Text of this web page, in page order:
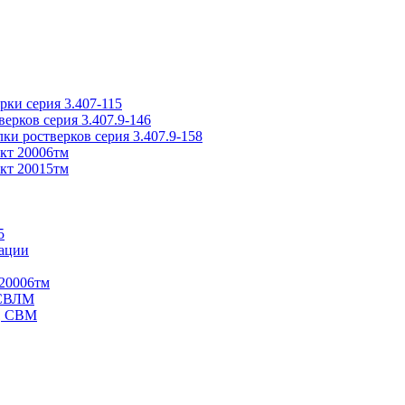
серия 3.407-115
серия 3.407.9-146
ростверков серия 3.407.9-158
20006тм
20015тм
СВМ